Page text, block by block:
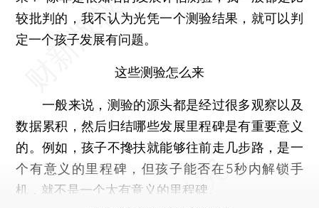
较批判的，我不认为光凭一个测验结果，就可以判
定一个孩子发展有问题。
这些测验怎么来
一般来说，测验的源头都是经过很多观察以及
数据累积，然后归结哪些发展里程碑是有重要意义
的。例如，孩子不搀扶就能够往前走几步路，是一
个有意义的里程碑，但孩子能否在5秒内解锁手
机，就不是一个太有意义的里程碑。